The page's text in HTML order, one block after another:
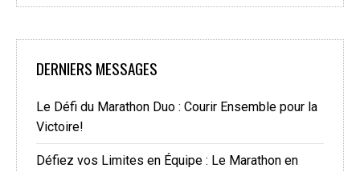
DERNIERS MESSAGES
Le Défi du Marathon Duo : Courir Ensemble pour la
Victoire!
Défiez vos Limites en Équipe : Le Marathon en